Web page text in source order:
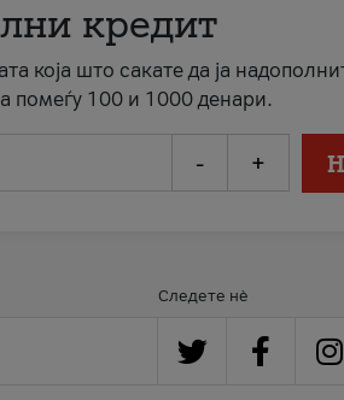
кредит
која што сакате да ја
помеѓу 100 и 1000 денари.
- +
Следете нè